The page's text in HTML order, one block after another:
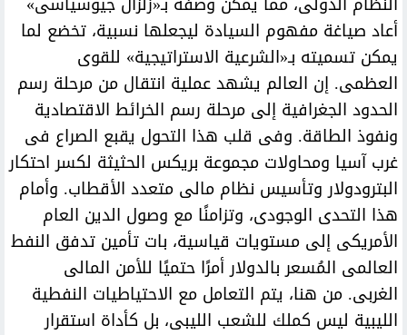
أعاد صياغة مفهوم السيادة ليجعلها نسبية، تخضع لما
يمكن تسميته بـ«الشرعية الاستراتيجية» للقوى
العظمى. إن العالم يشهد عملية انتقال من مرحلة رسم
الحدود الجغرافية إلى مرحلة رسم الخرائط الاقتصادية
ونفوذ الطاقة. وفى قلب هذا التحول يقبع الصراع فى
غرب آسيا ومحاولات مجموعة بريكس الحثيثة لكسر احتكار
البترودولار وتأسيس نظام مالى متعدد الأقطاب. وأمام
هذا التحدى الوجودى، وتزامنًا مع وصول الدين العام
الأمريكى إلى مستويات قياسية، بات تأمين تدفق النفط
العالمى المُسعر بالدولار أمرًا حتميًا للأمن المالى
الغربى. من هنا، يتم التعامل مع الاحتياطيات النفطية
الليبية ليس كملك للشعب الليبى، بل كأداة استقرار